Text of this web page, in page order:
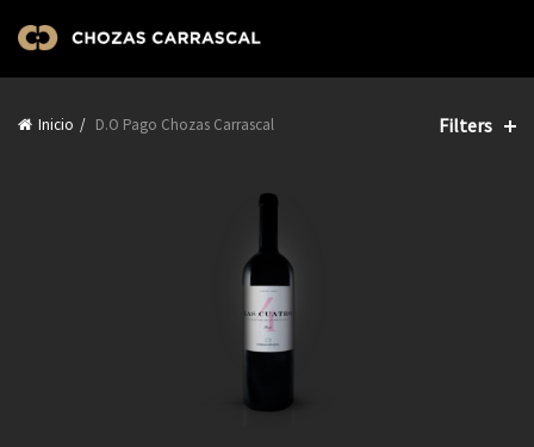
Inicio D.O Pago Chozas Carrascal Filters